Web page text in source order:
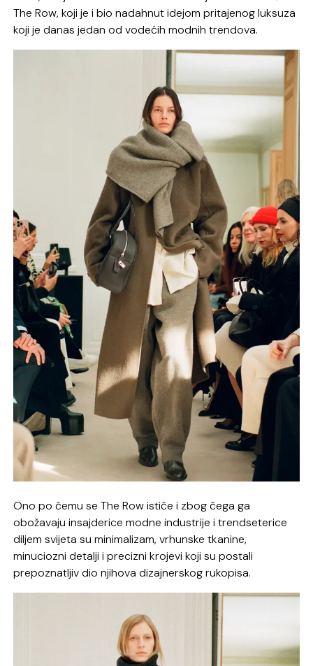
The Row, koji je i bio nadahnut idejom pritajenog luksuza
koji je danas jedan od vodećih modnih trendova.
Ono po čemu se The Row ističe i zbog čega ga
obožavaju insajderice modne industrije i trendseterice
diljem svijeta su minimalizam, vrhunske tkanine,
minuciozni detalji i precizni krojevi koji su postali
prepoznatljiv dio njihova dizajnerskog rukopisa.